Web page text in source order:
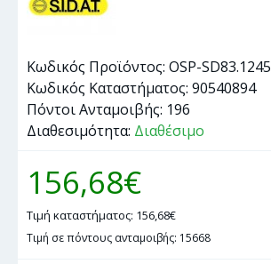
Κωδικός Προϊόντος: OSP-SD83.1245
Κωδικός Καταστήματος: 90540894
Πόντοι Ανταμοιβής: 196
Διαθεσιμότητα: Διαθέσιμο
156,68€
Τιμή καταστήματος: 156,68€
Τιμή σε πόντους ανταμοιβής: 15668